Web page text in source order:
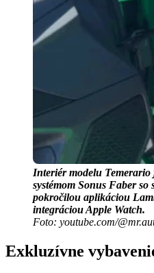
Interiér modelu Temerario
systémom Sonus Faber
pokročilou aplikáciou
integráciou Apple Watch.
Foto: youtube.com/
Exkluzívne